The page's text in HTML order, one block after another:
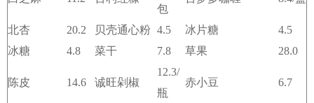
包
北杏 20.2 贝壳通心粉 4.5 冰片糖
4.5
冰糖
4.8 菜干 7.8 草果 28.0
陈皮 14.6 诚旺剁椒
12.3/
瓶
赤小豆 6.7